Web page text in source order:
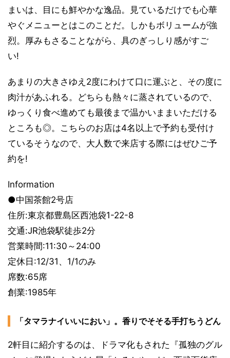
まいは、目にも鮮やかな逸品。見ているだけでも心華
やぐメニューとはこのことだ。しかもボリュームが強
烈。厚みもさることながら、具のぎっしり感がすご
い!
あまりの大きさゆえ2度にわけて口に運ぶと、その度に
肉汁があふれる。どちらも熱々に蒸されているので、
ゆっくり食べ進めても最後まで温かいままいただける
ところも◎。こちらのお店は4名以上で予約も受付け
ているそうなので、大人数で来店する際にはぜひご予
約を!
Information
●中国茶館2号店
住所:東京都豊島区西池袋1-22-8
交通:JR池袋駅徒歩2分
営業時間:11:30～24:00
定休日:12/31、1/1のみ
席数:65席
創業:1985年
「タマラナイいいにおい」。香りでそそる手打ちうどん
2軒目に紹介するのは、ドラマ化もされた『孤独のグル